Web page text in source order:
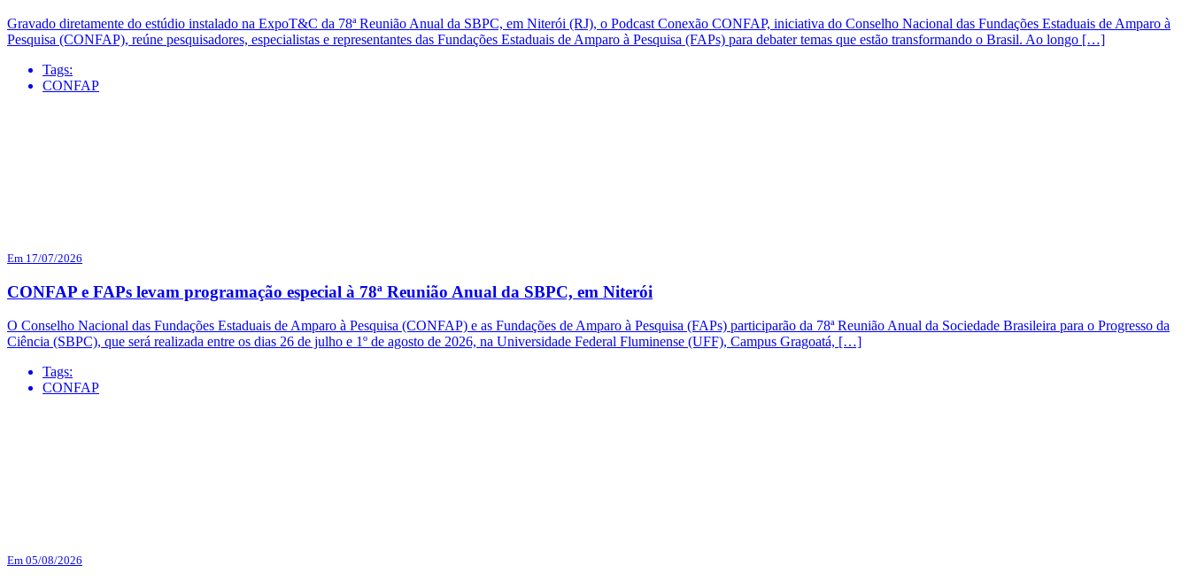
Gravado diretamente do estúdio instalado na ExpoT&C da 78ª Reunião Anual da SBPC, em Niterói (RJ), o Podcast Conexão CONFAP, iniciativa do Conselho Nacional das Fundações Estaduais de Amparo à
Pesquisa (CONFAP), reúne pesquisadores, especialistas e representantes das Fundações Estaduais de Amparo à Pesquisa (FAPs) para debater temas que estão transformando o Brasil. Ao longo […]
Tags:
CONFAP
Em 17/07/2026
CONFAP e FAPs levam programação especial à 78ª Reunião Anual da SBPC, em Niterói
O Conselho Nacional das Fundações Estaduais de Amparo à Pesquisa (CONFAP) e as Fundações de Amparo à Pesquisa (FAPs) participarão da 78ª Reunião Anual da Sociedade Brasileira para o Progresso da
Ciência (SBPC), que será realizada entre os dias 26 de julho e 1º de agosto de 2026, na Universidade Federal Fluminense (UFF), Campus Gragoatá, […]
Tags:
CONFAP
Em 05/08/2026